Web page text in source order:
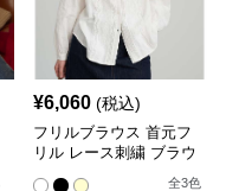
¥6,060 (税込)
フリルブラウス 首元フ
リル レース刺繍 ブラウ
全3色